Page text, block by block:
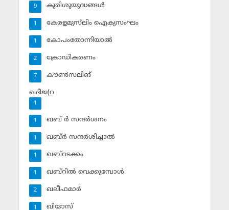
കുരിശുയുദ്ധങ്ങള്‍
9
കേരളമുസ്‌ലിം ഐക്യസംഘം
1
കോപംതോന്നിയാല്‍
1
ക്രോഡീകരണം
2
കൗണ്‍സലിങ്‌
7
ഖദീജ(റ
1
ഖബ് ര്‍ സന്ദര്‍ശനം
1
ഖബ്ര്‍ സന്ദര്‍ശിച്ചാല്‍
1
ഖബ്‌റടക്കം
1
ഖബ്‌റില്‍ വെക്കുമ്പോള്‍
1
ഖലീഫമാര്‍
2
ഖിയാസ്
1